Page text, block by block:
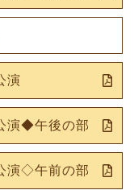
演
演◆午後の部
演◇午前の部